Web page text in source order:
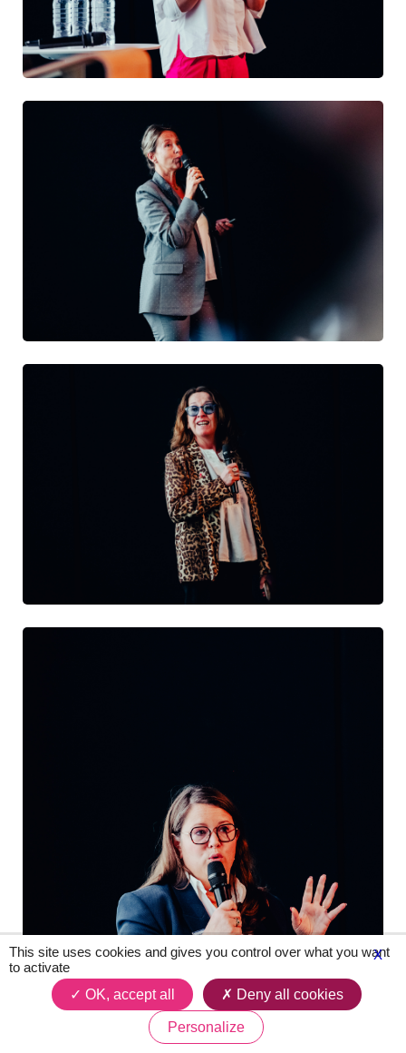
X
This site uses cookies and gives you control over what you want
to activate
OK, accept all
Deny all cookies
Personalize